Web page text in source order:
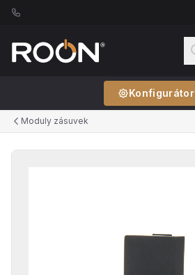
Konfigurátor
Moduly zásuvek